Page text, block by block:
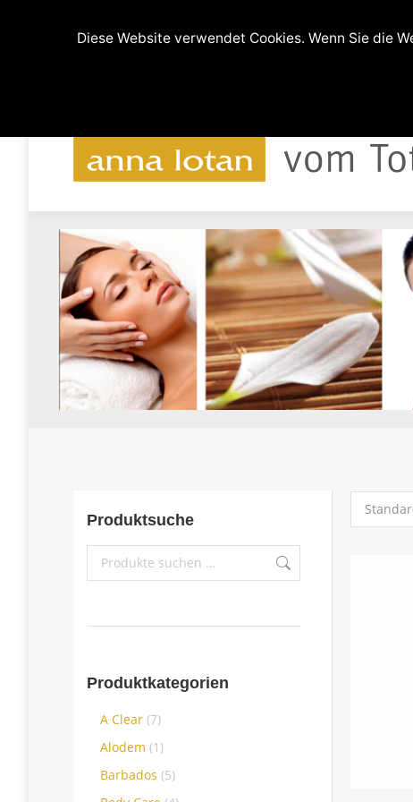
Produktsuche
Produktkategorien
A Clear (7)
Alodem (1)
Barbados (5)
Diese Website verwendet Cookies. Wenn Sie die